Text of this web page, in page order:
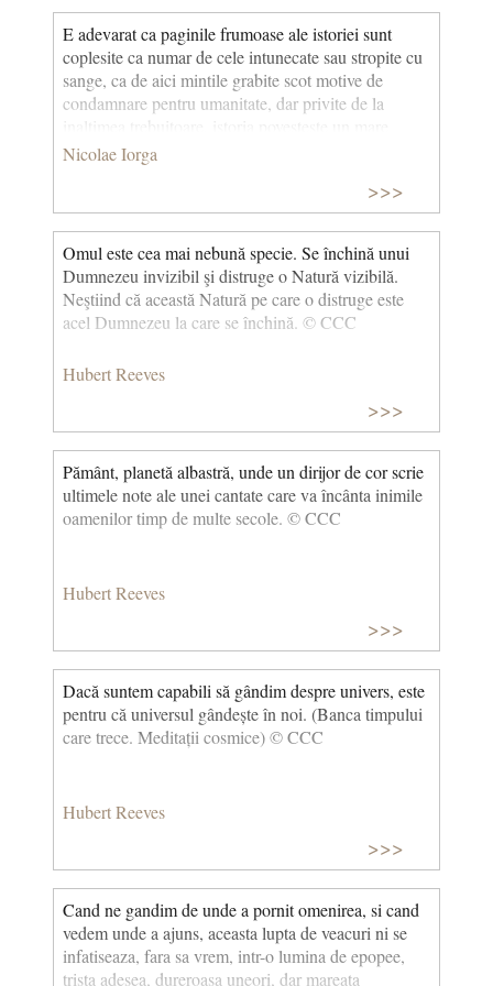
abia în ultimul minut. Revoluția Industrială a început
abia acum o sutime de secundă. (Cea mai frumoasă
poveste din lume) © CCC
E adevarat ca paginile frumoase ale istoriei sunt
coplesite ca numar de cele intunecate sau stropite cu
sange, ca de aici mintile grabite scot motive de
condamnare pentru umanitate, dar privite de la
inaltimea trebuitoare, istoria povesteste un mare
triumf al energiei omenesti, care e oprita adesea in
loc, care pierde din roadele silintelor sale, dar care-si
castiga inapoi, prin lupta indaratnica, cuceririle
cotropite un timp de inconstienta barbarului, de
Nicolae Iorga
>>>
Omul este cea mai nebună specie. Se închină unui
Dumnezeu invizibil şi distruge o Natură vizibilă.
Neştiind că această Natură pe care o distruge este
acel Dumnezeu la care se închină. © CCC
Hubert Reeves
>>>
Pământ, planetă albastră, unde un dirijor de cor scrie
ultimele note ale unei cantate care va încânta inimile
oamenilor timp de multe secole. © CCC
Hubert Reeves
>>>
Dacă suntem capabili să gândim despre univers, este
pentru că universul gândește în noi. (Banca timpului
care trece. Meditații cosmice) © CCC
Hubert Reeves
>>>
Cand ne gandim de unde a pornit omenirea, si cand
vedem unde a ajuns, aceasta lupta de veacuri ni se
infatiseaza, fara sa vrem, intr-o lumina de epopee,
trista adesea, dureroasa uneori, dar mareata